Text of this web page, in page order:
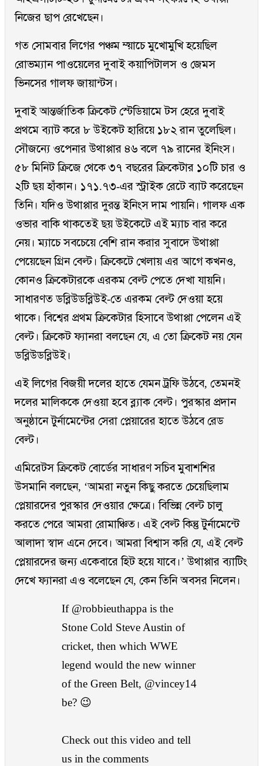
নিজের ছাপ রেখেছেন।
গত সোমবার লিগের পঞ্চম ম্য়াচে মুখোমুখি হয়েছিল
রোভম্যান পাওয়েলের দুবাই ক্য়াপিটালস ও জেমস
ভিনসের গালফ জায়ান্টস।
দুবাই আন্তর্জাতিক ক্রিকেট স্টেডিয়ামে টস হেরে দুবাই
প্রথমে ব্যাট করে ৮ উইকেট হারিয়ে ১৮২ রান তুলেছিল।
সৌজন্যে ওপেনার উথাপ্পার ৪৬ বলে ৭৯ রানের ইনিংস।
৫৮ মিনিট ক্রিজে থেকে ৩৭ বছরের ক্রিকেটার ১০টি চার ও
২টি ছয় হাঁকান। ১৭১.৭৩-এর স্ট্রাইক রেটে ব্যাট করেছেন
তিনি। যদিও উথাপ্পার দুরন্ত ইনিংস দাম পায়নি। গালফ এক
ওভার বাকি থাকতেই ছয় উইকেটে এই ম্যাচ বার করে
নেয়। ম্যাচে সবচেয়ে বেশি রান করার সুবাদে উথাপ্পা
পেয়েছেন গ্রিন বেল্ট। ক্রিকেটে খেলায় এর আগে কখনও,
কোনও ক্রিকেটারকে এরকম বেল্ট পেতে দেখা যায়নি।
সাধারণত ডব্লিউডব্লিউই-তে এরকম বেল্ট দেওয়া হয়ে
থাকে। বিশ্বের প্রথম ক্রিকেটার হিসাবে উথাপ্পা পেলেন এই
বেল্ট। ক্রিকেট ফ্যানরা বলছেন যে, এ তো ক্রিকেট নয় যেন
ডব্লিউডব্লিউই।
এই লিগের বিজয়ী দলের হাতে যেমন ট্রফি উঠবে, তেমনই
দলের মালিককে দেওয়া হবে ব্ল্যাক বেল্ট। পুরস্কার প্রদান
অনুষ্ঠানে টুর্নামেন্টের সেরা প্লেয়ারের হাতে উঠবে রেড
বেল্ট।
এমিরেটস ক্রিকেট বোর্ডের সাধারণ সচিব মুবাশশির
উসমানি বলছেন, ‘আমরা নতুন কিছু করতে চেয়েছিলাম
প্লেয়ারদের পুরস্কার দেওয়ার ক্ষেত্রে। বিভিন্ন বেল্ট চালু
করতে পেরে আমরা রোমাঞ্চিত। এই বেল্ট কিন্তু টুর্নামেন্টে
আলাদা স্বাদ এনে দেবে। আমরা বিশ্বাস করি যে, এই বেল্ট
প্লেয়ারদের জন্য একেবারে হিট হয়ে যাবে।’ উথাপ্পার ব্যাটিং
দেখে ফ্যানরা এও বলেছেন যে, কেন তিনি অবসর নিলেন।
If @robbieuthappa is the
Stone Cold Steve Austin of
cricket, then which WWE
legend would the new winner
of the Green Belt, @vincey14
be? 😉
Check out this video and tell
us in the comments